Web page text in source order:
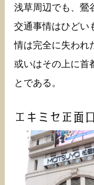
浅草周辺でも、鶯
交通事情はひどい
情は完全に失われ
或いはその上に首
とである。
エキミセ正面